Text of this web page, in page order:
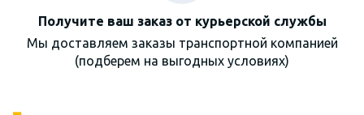
Получите ваш заказ от курьерской службы
Мы доставляем заказы транспортной компанией
(подберем на выгодных условиях)